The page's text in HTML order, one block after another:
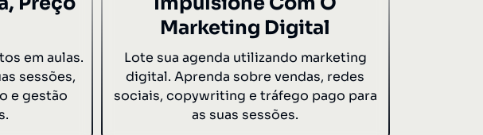
em aulas.
sessões,
e gestão
Marketing Digital
Lote sua agenda utilizando marketing
digital. Aprenda sobre vendas, redes
sociais, copywriting e tráfego pago para
as suas sessões.